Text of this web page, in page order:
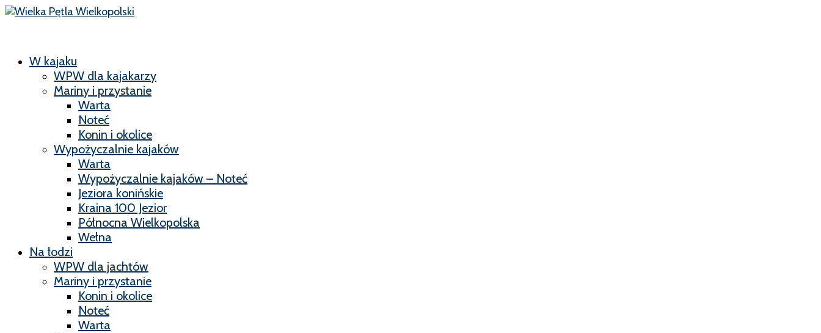
W kajaku
WPW dla kajakarzy
Mariny i przystanie
Warta
Noteć
Konin i okolice
Wypożyczalnie kajaków
Warta
Wypożyczalnie kajaków – Noteć
Jeziora konińskie
Kraina 100 Jezior
Północna Wielkopolska
Wełna
Na łodzi
WPW dla jachtów
Mariny i przystanie
Konin i okolice
Noteć
Warta